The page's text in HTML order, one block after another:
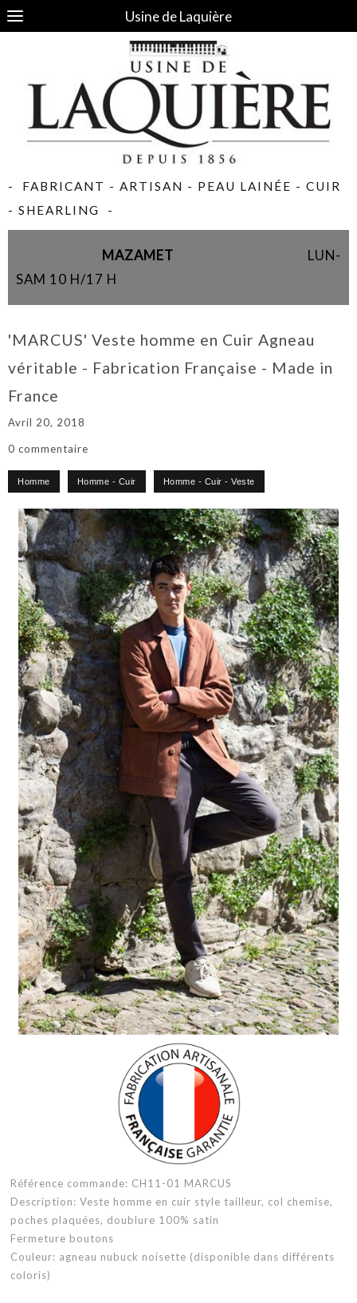
Usine de Laquière
- FABRICANT - ARTISAN - PEAU LAINÉE - CUIR
- SHEARLING -
MAZAMET LUN-
SAM 10 H/17 H
'MARCUS' Veste homme en Cuir Agneau
véritable - Fabrication Française - Made in
France
Avril 20, 2018
0 commentaire
Référence commande: CH11-01 MARCUS
Description: Veste homme en cuir style tailleur, col chemise,
poches plaquées, doublure 100% satin
Fermeture boutons
Couleur: agneau nubuck noisette (disponible dans différents
coloris)